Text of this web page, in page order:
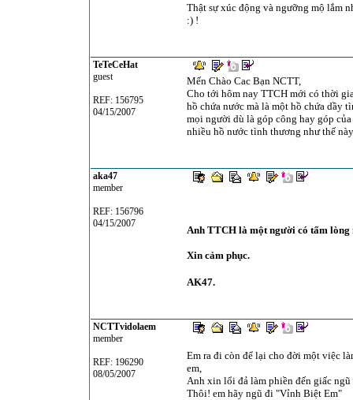
Thật sự xúc động và ngưỡng mộ lắm
:) !
TeTeCeHat
guest
REF: 156795
04/15/2007
Mến Chào Cac Bạn NCTT,
Cho tới hôm nay TTCH mới có thời
hồ chứa nước mà là một hồ chứa dầy
mọi người dù là góp công hay góp
nhiều hồ nước tình thương như thế
aka47
member
REF: 156796
04/15/2007
Anh TTCH là một người có tấm lòng
Xin cảm phục.
AK47.
NCTTvidolaem
member
REF: 196290
08/05/2007
Em ra đi còn để lại cho đời một việc
em,
Anh xin lổi đả làm phiền đến giấc ngũ
Thôi! em hãy ngũ đi "Vỉnh Biệt Em"